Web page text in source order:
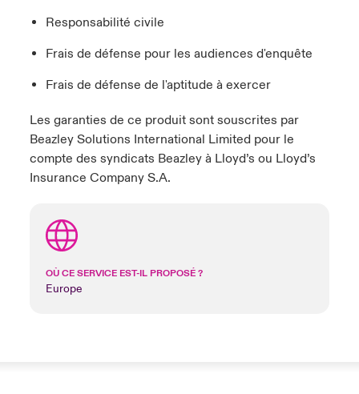
Responsabilité civile
Frais de défense pour les audiences d'enquête
Frais de défense de l'aptitude à exercer
Les garanties de ce produit sont souscrites par
Beazley Solutions International Limited pour le
compte des syndicats Beazley à Lloyd’s ou Lloyd’s
Insurance Company S.A.
OÙ CE SERVICE EST-IL PROPOSÉ ?
Europe